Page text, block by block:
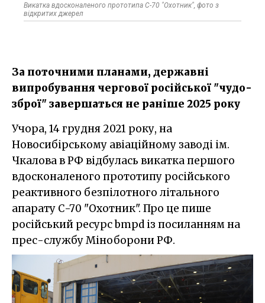
Викатка вдосконаленого прототипа С-70 "Охотник", фото з
відкритих джерел
За поточними планами, державні
випробування чергової російської "чудо-
зброї" завершаться не раніше 2025 року
Учора, 14 грудня 2021 року, на
Новосибірському авіаційному заводі ім.
Чкалова в РФ відбулась викатка першого
вдосконаленого прототипу російського
реактивного безпілотного літального
апарату С-70 "Охотник". Про це пише
російський ресурс bmpd із посиланням на
прес-службу Міноборони РФ.